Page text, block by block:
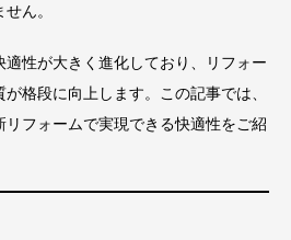
ん。
性が大きく進化しており、リフォー
格段に向上します。この記事では、
フォームで実現できる快適性をご紹